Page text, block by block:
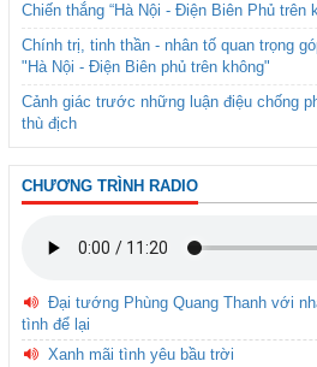
Chiến thắng “Hà Nội - Điện Biên Phủ trên
Chính trị, tinh thần - nhân tố quan trọng
"Hà Nội - Điện Biên phủ trên không"
Cảnh giác trước những luận điệu chống
thù địch
CHƯƠNG TRÌNH RADIO
Đại tướng Phùng Quang Thanh với
tình để lại
Xanh mãi tình yêu bầu trời